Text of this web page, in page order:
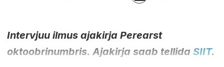
Intervjuu ilmus ajakirja Perearst
oktoobrinumbris. Ajakirja saab tellida SIIT.